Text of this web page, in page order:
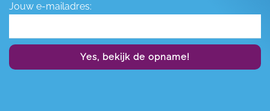
Jouw e-mailadres:
Yes, bekijk de opname!